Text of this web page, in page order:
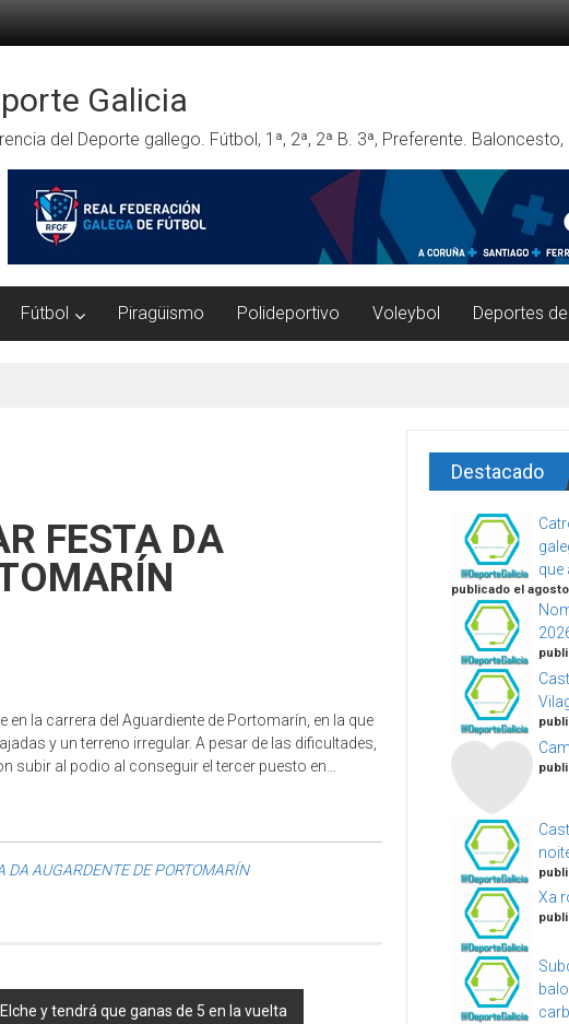
Galicia
del Deporte gallego. Fútbol, 1ª, 2ª, 2ª B. 3ª, Preferente.
Fútbol Piragüismo Polideportivo Voleybol Deportes
FESTA DA
la carrera del Aguardiente de Portomarín, en la que
y un terreno irregular. A pesar de las dificultades,
subir al podio al conseguir el tercer puesto en…
DA AUGARDENTE DE PORTOMARÍN
y tendrá que ganas de 5 en la vuelta
Destacado
que
publicado el agosto
Xa